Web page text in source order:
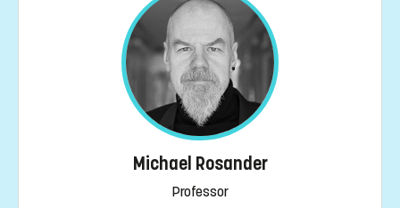
Michael Rosander
Professor